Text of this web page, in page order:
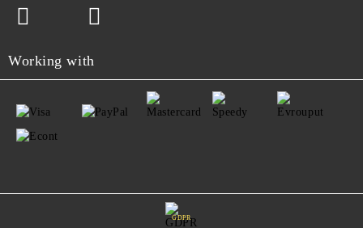
Working with
GDPR